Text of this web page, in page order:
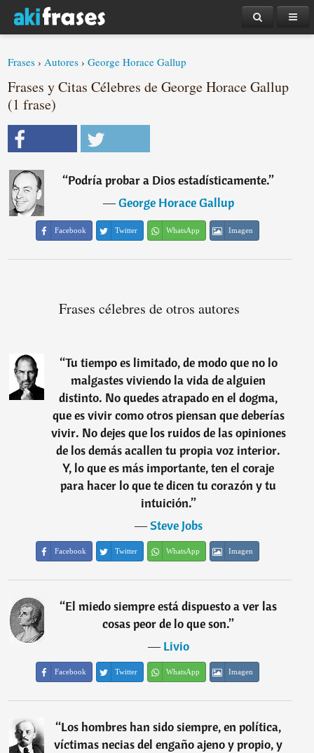
Frases ›Autores ›George Horace Gallup
Frases y Citas Célebres de George Horace Gallup
(1 frase)
“Podría probar a Dios estadísticamente.”
―George Horace Gallup
Facebook Twitter WhatsApp Imagen
Frases célebres de otros autores
“Tu tiempo es limitado, de modo que no lo
malgastes viviendo la vida de alguien
distinto. No quedes atrapado en el dogma,
que es vivir como otros piensan que deberías
vivir. No dejes que los ruidos de las opiniones
de los demás acallen tu propia voz interior.
Y, lo que es más importante, ten el coraje
para hacer lo que te dicen tu corazón y tu
intuición.”
―Steve Jobs
Facebook Twitter WhatsApp Imagen
“El miedo siempre está dispuesto a ver las
cosas peor de lo que son.”
―Livio
Facebook Twitter WhatsApp Imagen
“Los hombres han sido siempre, en política,
víctimas necias del engaño ajeno y propio, y